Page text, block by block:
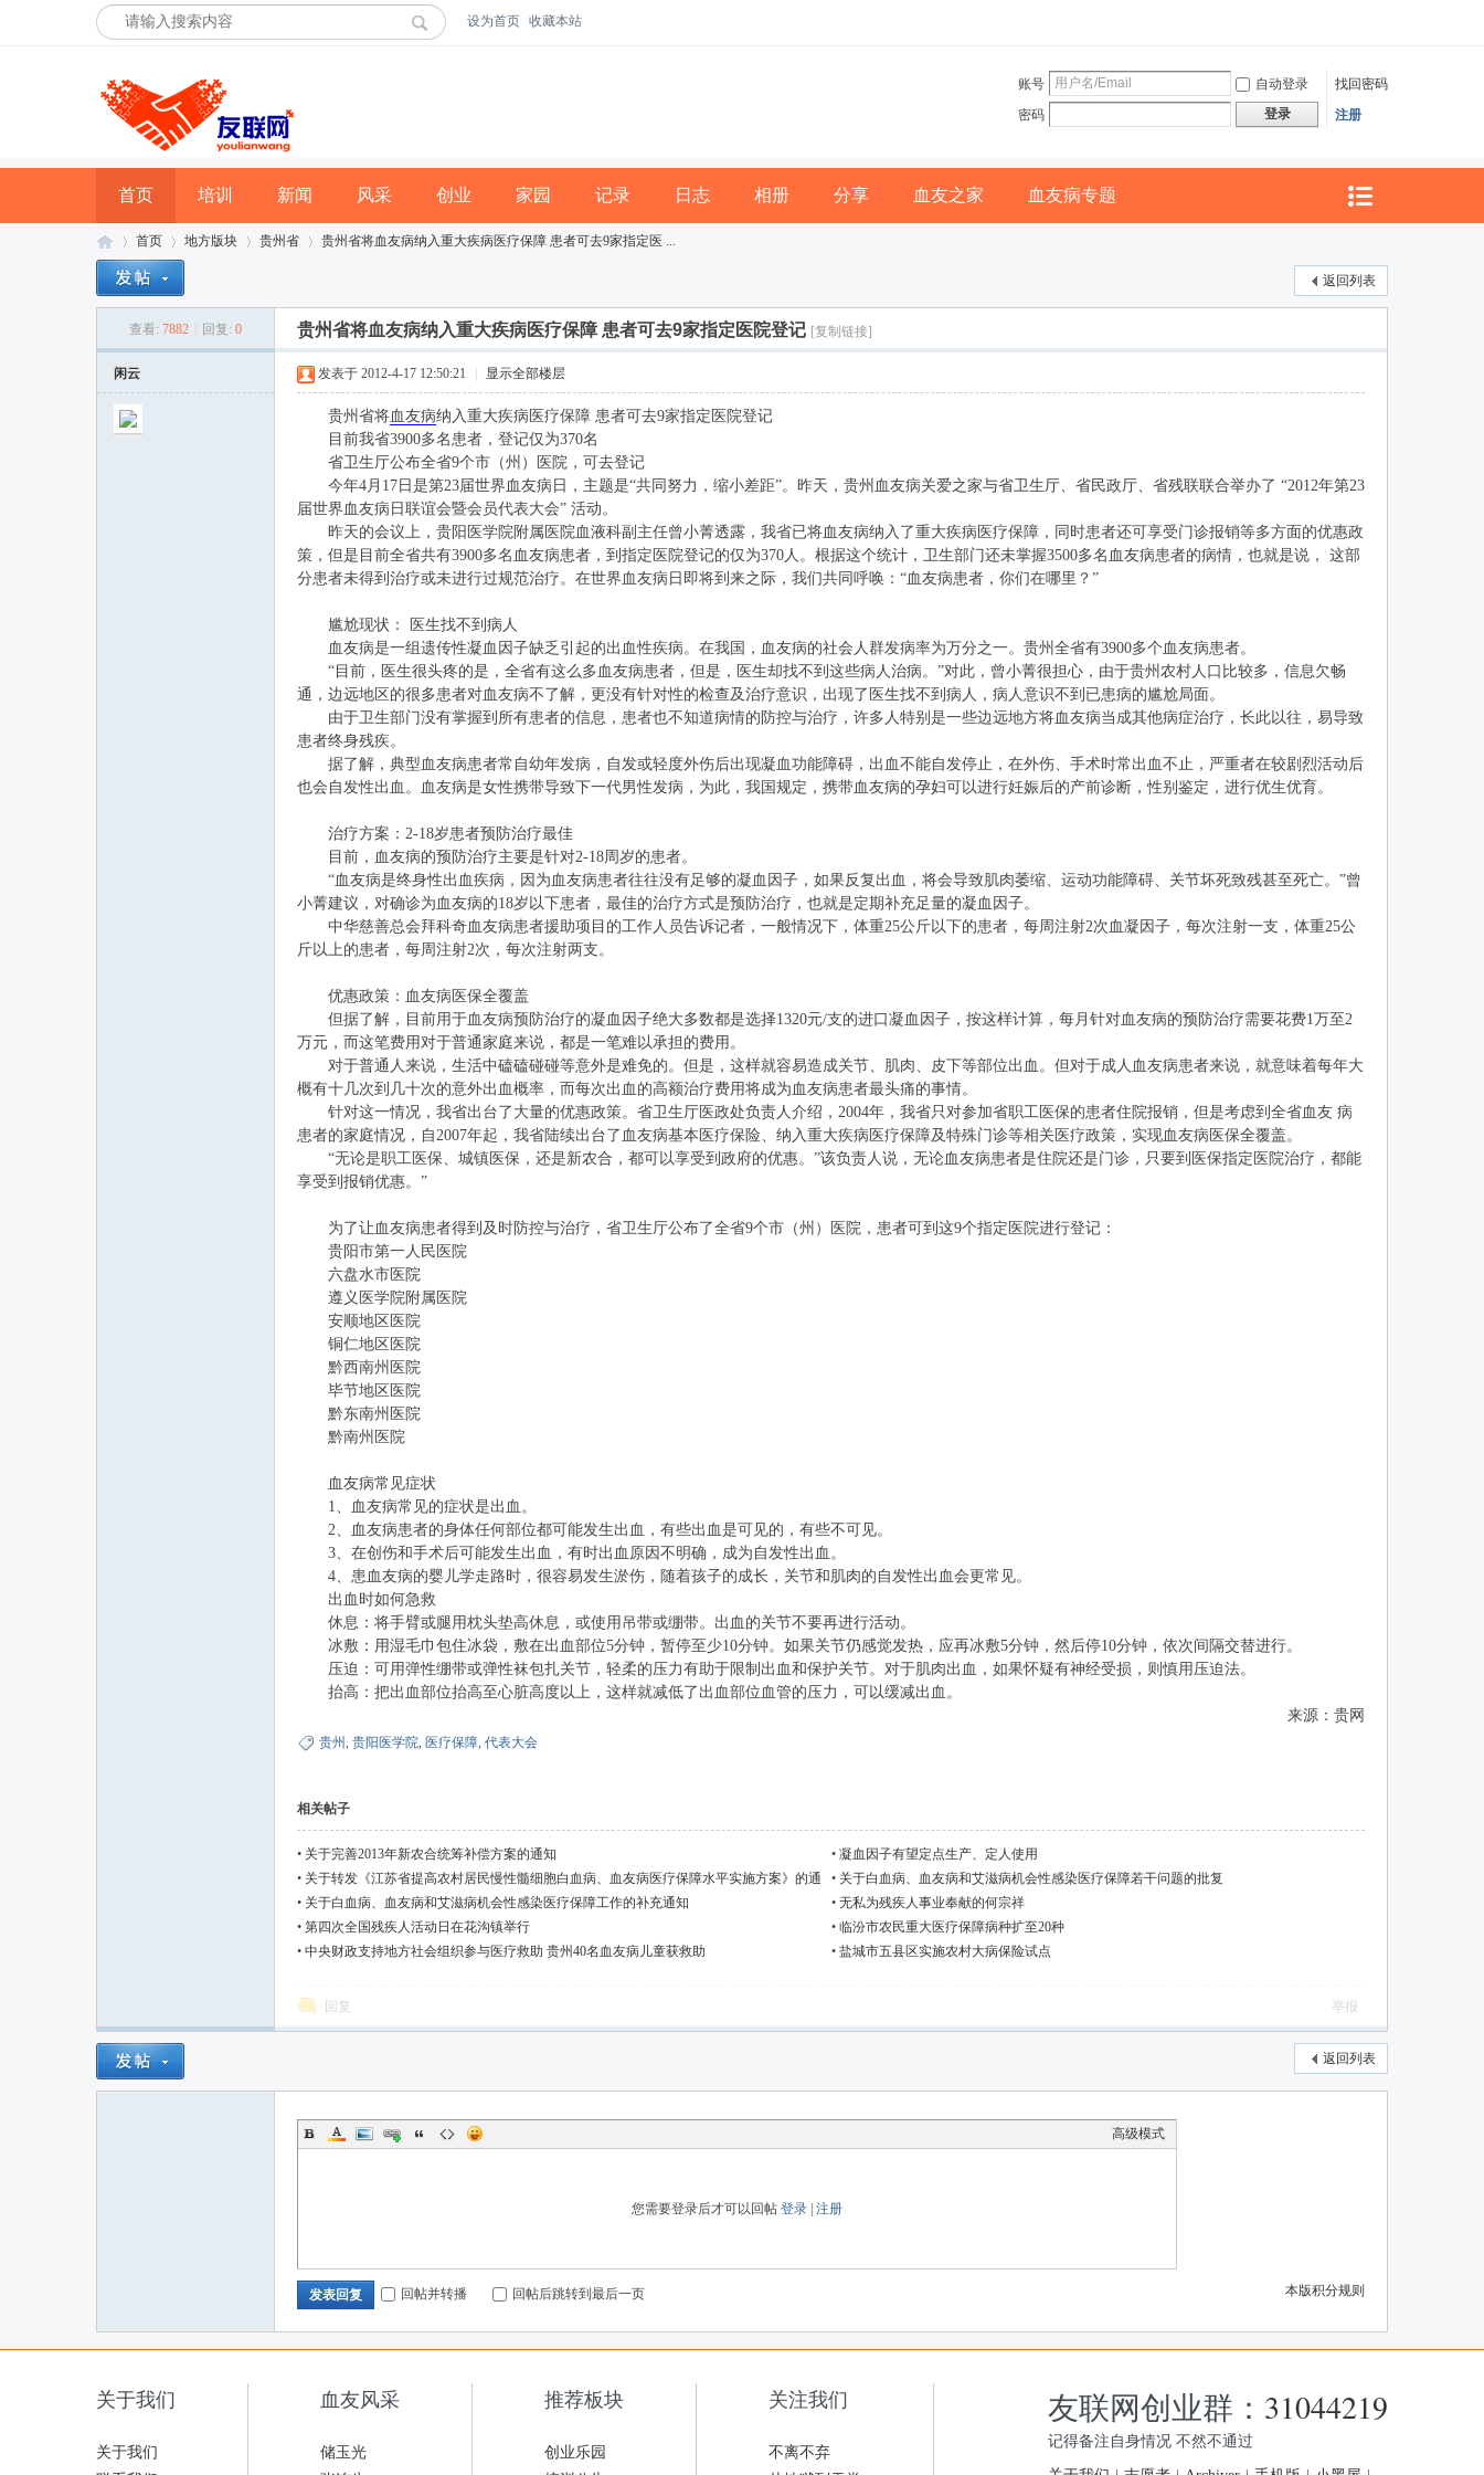
设为首页 收藏本站
账号 自动登录
找回密码
密码
登录 注册
首页 培训 新闻 风采 创业 家园 记录 日志 相册 分享 血友之家 血友病专题
首页
›
地方版块
›
贵州省
›
贵州省将血友病纳入重大疾病医疗保障 患者可去9家指定医 ...
返回列表
查看: 7882 回复: 0 贵州省将血友病纳入重大疾病医疗保障 患者可去9家指定医院登记 [复制链接]
闲云 发表于 2012-4-17 12:50:21 显示全部楼层
贵州省将血友病纳入重大疾病医疗保障 患者可去9家指定医院登记
目前我省3900多名患者，登记仅为370名
省卫生厅公布全省9个市（州）医院，可去登记
今年4月17日是第23届世界血友病日，主题是“共同努力，缩小差距”。昨天，贵州血友病关爱之家与省卫生厅、省民政厅、省残联联合举办了 “2012年第23
届世界血友病日联谊会暨会员代表大会” 活动。
昨天的会议上，贵阳医学院附属医院血液科副主任曾小菁透露，我省已将血友病纳入了重大疾病医疗保障，同时患者还可享受门诊报销等多方面的优惠政
策，但是目前全省共有3900多名血友病患者，到指定医院登记的仅为370人。根据这个统计，卫生部门还未掌握3500多名血友病患者的病情，也就是说， 这部
分患者未得到治疗或未进行过规范治疗。在世界血友病日即将到来之际，我们共同呼唤：“血友病患者，你们在哪里？”
尴尬现状： 医生找不到病人
血友病是一组遗传性凝血因子缺乏引起的出血性疾病。在我国，血友病的社会人群发病率为万分之一。贵州全省有3900多个血友病患者。
“目前，医生很头疼的是，全省有这么多血友病患者，但是，医生却找不到这些病人治病。”对此，曾小菁很担心，由于贵州农村人口比较多，信息欠畅
通，边远地区的很多患者对血友病不了解，更没有针对性的检查及治疗意识，出现了医生找不到病人，病人意识不到已患病的尴尬局面。
由于卫生部门没有掌握到所有患者的信息，患者也不知道病情的防控与治疗，许多人特别是一些边远地方将血友病当成其他病症治疗，长此以往，易导致
患者终身残疾。
据了解，典型血友病患者常自幼年发病，自发或轻度外伤后出现凝血功能障碍，出血不能自发停止，在外伤、手术时常出血不止，严重者在较剧烈活动后
也会自发性出血。血友病是女性携带导致下一代男性发病，为此，我国规定，携带血友病的孕妇可以进行妊娠后的产前诊断，性别鉴定，进行优生优育。
治疗方案：2-18岁患者预防治疗最佳
目前，血友病的预防治疗主要是针对2-18周岁的患者。
“血友病是终身性出血疾病，因为血友病患者往往没有足够的凝血因子，如果反复出血，将会导致肌肉萎缩、运动功能障碍、关节坏死致残甚至死亡。”曾
小菁建议，对确诊为血友病的18岁以下患者，最佳的治疗方式是预防治疗，也就是定期补充足量的凝血因子。
中华慈善总会拜科奇血友病患者援助项目的工作人员告诉记者，一般情况下，体重25公斤以下的患者，每周注射2次血凝因子，每次注射一支，体重25公
斤以上的患者，每周注射2次，每次注射两支。
优惠政策：血友病医保全覆盖
但据了解，目前用于血友病预防治疗的凝血因子绝大多数都是选择1320元/支的进口凝血因子，按这样计算，每月针对血友病的预防治疗需要花费1万至2
万元，而这笔费用对于普通家庭来说，都是一笔难以承担的费用。
对于普通人来说，生活中磕磕碰碰等意外是难免的。但是，这样就容易造成关节、肌肉、皮下等部位出血。但对于成人血友病患者来说，就意味着每年大
概有十几次到几十次的意外出血概率，而每次出血的高额治疗费用将成为血友病患者最头痛的事情。
针对这一情况，我省出台了大量的优惠政策。省卫生厅医政处负责人介绍，2004年，我省只对参加省职工医保的患者住院报销，但是考虑到全省血友 病
患者的家庭情况，自2007年起，我省陆续出台了血友病基本医疗保险、纳入重大疾病医疗保障及特殊门诊等相关医疗政策，实现血友病医保全覆盖。
“无论是职工医保、城镇医保，还是新农合，都可以享受到政府的优惠。”该负责人说，无论血友病患者是住院还是门诊，只要到医保指定医院治疗，都能
享受到报销优惠。”
为了让血友病患者得到及时防控与治疗，省卫生厅公布了全省9个市（州）医院，患者可到这9个指定医院进行登记：
贵阳市第一人民医院
六盘水市医院
遵义医学院附属医院
安顺地区医院
铜仁地区医院
黔西南州医院
毕节地区医院
黔东南州医院
黔南州医院
血友病常见症状
1、血友病常见的症状是出血。
2、血友病患者的身体任何部位都可能发生出血，有些出血是可见的，有些不可见。
3、在创伤和手术后可能发生出血，有时出血原因不明确，成为自发性出血。
4、患血友病的婴儿学走路时，很容易发生淤伤，随着孩子的成长，关节和肌肉的自发性出血会更常见。
出血时如何急救
休息：将手臂或腿用枕头垫高休息，或使用吊带或绷带。出血的关节不要再进行活动。
冰敷：用湿毛巾包住冰袋，敷在出血部位5分钟，暂停至少10分钟。如果关节仍感觉发热，应再冰敷5分钟，然后停10分钟，依次间隔交替进行。
压迫：可用弹性绷带或弹性袜包扎关节，轻柔的压力有助于限制出血和保护关节。对于肌肉出血，如果怀疑有神经受损，则慎用压迫法。
抬高：把出血部位抬高至心脏高度以上，这样就减低了出血部位血管的压力，可以缓减出血。
来源：贵网
贵州, 贵阳医学院, 医疗保障, 代表大会
相关帖子
• 关于完善2013年新农合统筹补偿方案的通知 • 凝血因子有望定点生产、定人使用
• 关于转发《江苏省提高农村居民慢性髓细胞白血病、血友病医疗保障水平实施方案》的通
知
• 关于白血病、血友病和艾滋病机会性感染医疗保障若干问题的批复
• 关于白血病、血友病和艾滋病机会性感染医疗保障工作的补充通知 • 无私为残疾人事业奉献的何宗祥
• 第四次全国残疾人活动日在花沟镇举行 • 临汾市农民重大医疗保障病种扩至20种
• 中央财政支持地方社会组织参与医疗救助 贵州40名血友病儿童获救助 • 盐城市五县区实施农村大病保险试点
回复 举报
返回列表
高级模式
您需要登录后才可以回帖 登录 注册
本版积分规则
发表回复 回帖并转播 回帖后跳转到最后一页
关于我们
关于我们
血友风采
储玉光
推荐板块
创业乐园
关注我们
不离不弃
友联网创业群： 31044219
记得备注自身情况 不然不通过